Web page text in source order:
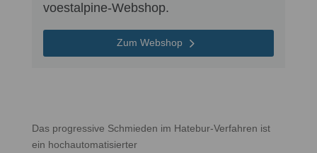
voestalpine-Webshop.
Zum Webshop
Das progressive Schmieden im Hatebur‑Verfahren ist
ein hochautomatisierter